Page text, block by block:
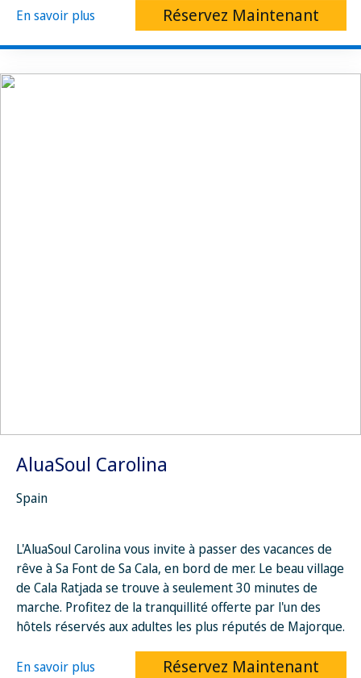
En savoir plus Réservez Maintenant
AluaSoul Carolina
Spain
L'AluaSoul Carolina vous invite à passer des vacances de
rêve à Sa Font de Sa Cala, en bord de mer. Le beau village
de Cala Ratjada se trouve à seulement 30 minutes de
marche. Profitez de la tranquillité offerte par l'un des
hôtels réservés aux adultes les plus réputés de Majorque.
En savoir plus Réservez Maintenant